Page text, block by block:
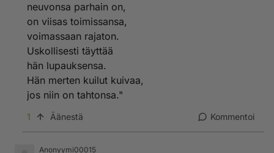
neuvonsa parhain on,
on viisas toimissansa,
voimassaan rajaton.
Uskollisesti täyttää
hän lupauksensa.
Hän merten kuilut kuivaa,
jos niin on tahtonsa."
1 Äänestä Kommentoi
Anonyymi00015